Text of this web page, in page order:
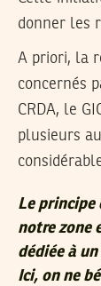
donner les
A priori, la
concernés
CRDA, le
plusieurs
Le principe
notre zone
dédiée à
Ici, on ne